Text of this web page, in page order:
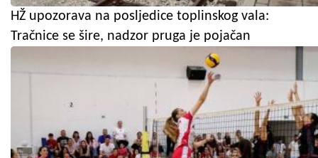
HŽ upozorava na posljedice toplinskog vala:
Tračnice se šire, nadzor pruga je pojačan